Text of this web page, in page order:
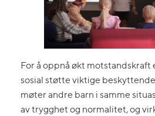
For å oppnå økt
sosial støtte viktige
møter andre barn i samme
av trygghet og normalitet, og